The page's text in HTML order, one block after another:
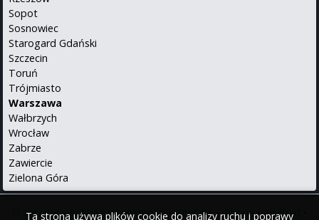
Ta strona używa plików cookie do analizy ruchu i poprawy
Sopot
Sosnowiec
Starogard Gdański
Szczecin
Toruń
Trójmiasto
Warszawa
Wałbrzych
Wrocław
Zabrze
Zawiercie
Zielona Góra
O serwisie•Polityka prywatności•Kontakt•iPhone•Android